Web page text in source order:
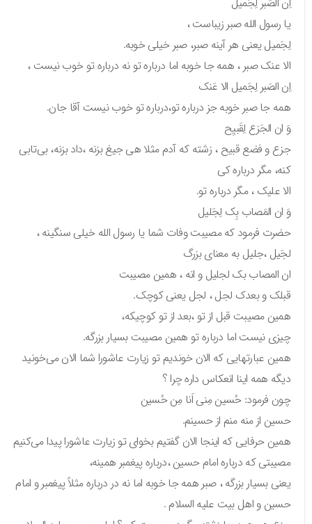
یا رسول الله صبر زیباست ،
لِجَمیل یعنی هر آینه صبر، صبر خیلی خوبه.
الا عنک صبر ، همه جا خوبه اما درباره تو نه درباره تو خوب نیست ،
اِن الصَبر لِجَمیل الا عَنک
همه جا صبر خوبه جز درباره تو،درباره تو خوب نیست آقا جان.
وَ ان الجَزع لِقَبیِح
جزع و فضع قبیح ، زشته که آدم مثلا هی جیغ بزنه ،داد بزنه، بی‌تابی
کنه، مگر درباره کی
الا علیک ، مگر درباره تو.
وَ ان المَصاب بِک لِجَلیل
حضرت فرمود که مصیبت وفات شما یا رسول الله خیلی سنگینه ،
لجَیل ،جلیل به معنای بزرگ
ان المصاب بک لجلیل و انه ، همین مصیبت
قبلک و بعدک لجل ، لجل یعنی کوچک.
همین مصیبت قبل از تو ،بعد از تو کوچیکه،
چیزی نیست اما درباره تو همین مصیبت بسیار بزرگه.
همین عبارتهایی که الان خوندیم تو زیارت عاشورا شما الان می‌خونید
دیگه همه اینا انعکاس داره چرا ؟
چون فرمود: حُسین مِنی اَنا مِن حُسین
حسین از منه منم از حسینم.
همین حرفایی که اینجا الان گفتیم بخوای تو زیارت عاشورا پیدا می‌کنیم
مصیبتی که درباره امام حسین ،درباره پیغمبر همینه،
یعنی بسیار بزرگه ، صبر همه جا خوبه اما نه در درباره مثلاً پیغمبر و امام
حسین و اهل بیت علیه السلام .